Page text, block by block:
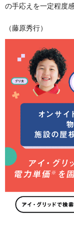
の手応えを一定程度
（藤原秀行）